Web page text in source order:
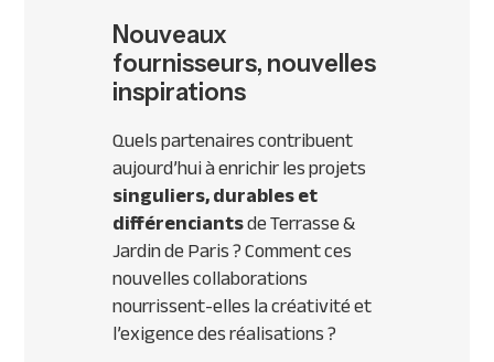
Nouveaux
fournisseurs, nouvelles
inspirations
Quels partenaires contribuent
aujourd’hui à enrichir les projets
singuliers, durables et
différenciantsde Terrasse &
Jardin de Paris ? Comment ces
nouvelles collaborations
nourrissent-elles la créativité et
l’exigence des réalisations ?